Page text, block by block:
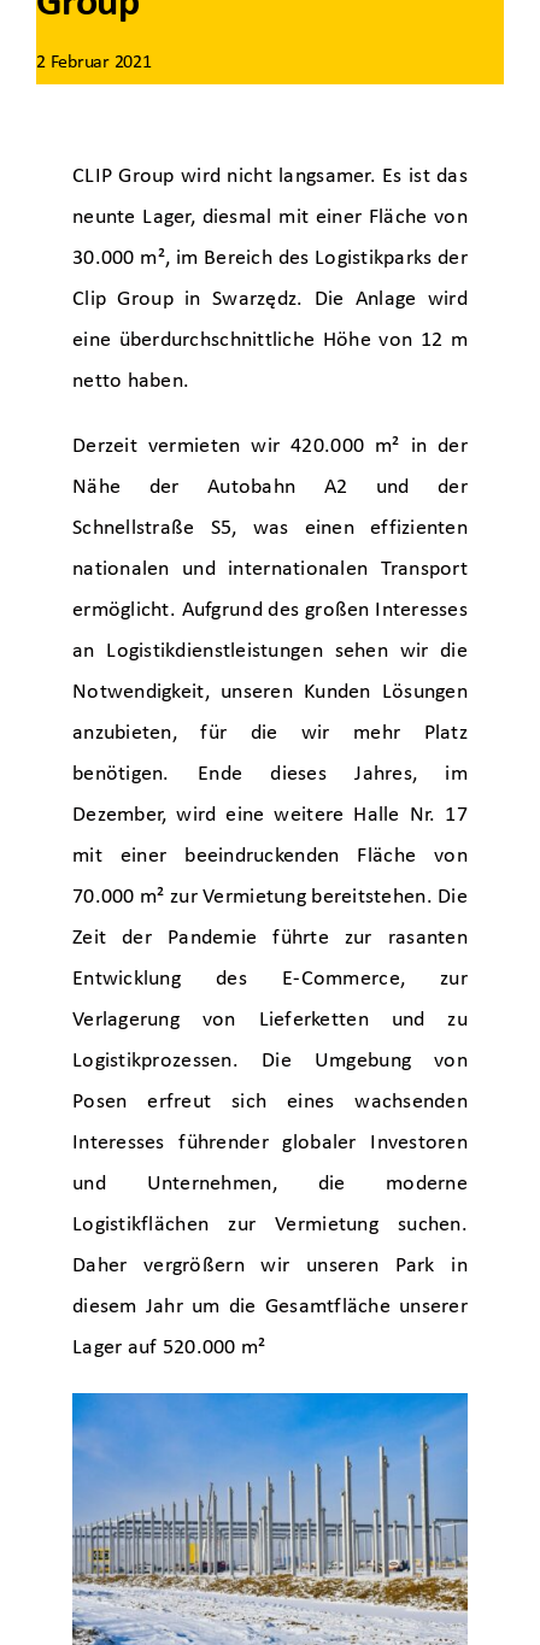
2 Februar 2021
CLIP Group wird nicht langsamer. Es ist das
neunte Lager, diesmal mit einer Fläche von
30.000 m², im Bereich des Logistikparks der
Clip Group in Swarzędz. Die Anlage wird
eine überdurchschnittliche Höhe von 12 m
netto haben.
Derzeit vermieten wir 420.000 m² in der
Nähe der Autobahn A2 und der
Schnellstraße S5, was einen effizienten
nationalen und internationalen Transport
ermöglicht. Aufgrund des großen Interesses
an Logistikdienstleistungen sehen wir die
Notwendigkeit, unseren Kunden Lösungen
anzubieten, für die wir mehr Platz
benötigen. Ende dieses Jahres, im
Dezember, wird eine weitere Halle Nr. 17
mit einer beeindruckenden Fläche von
70.000 m² zur Vermietung bereitstehen. Die
Zeit der Pandemie führte zur rasanten
Entwicklung des E-Commerce, zur
Verlagerung von Lieferketten und zu
Logistikprozessen. Die Umgebung von
Posen erfreut sich eines wachsenden
Interesses führender globaler Investoren
und Unternehmen, die moderne
Logistikflächen zur Vermietung suchen.
Daher vergrößern wir unseren Park in
diesem Jahr um die Gesamtfläche unserer
Lager auf 520.000 m²